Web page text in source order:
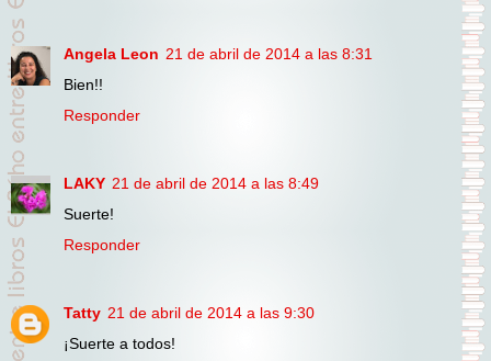
Angela Leon 21 de abril de 2014 a las 8:31
Bien!!
Responder
LAKY 21 de abril de 2014 a las 8:49
Suerte!
Responder
Tatty 21 de abril de 2014 a las 9:30
¡Suerte a todos!